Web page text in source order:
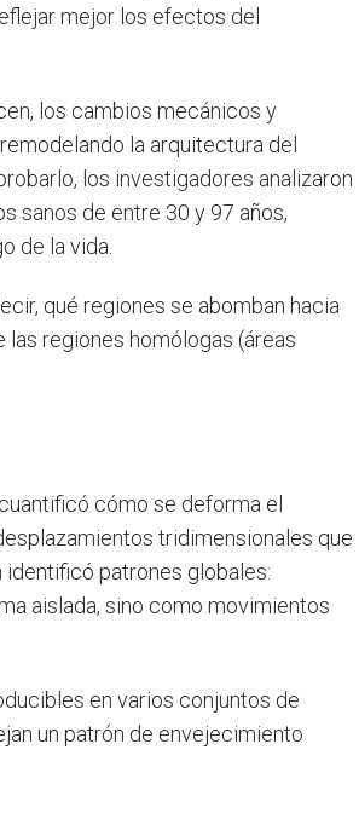
mejor los efectos del
los cambios mecánicos y
la arquitectura del
los investigadores analizaron
sanos de entre 30 y 97 años,
de la vida.
qué regiones se abomban hacia
regiones homólogas (áreas
cómo se deforma el
tridimensionales que
identificó patrones globales:
aislada, sino como movimientos
en varios conjuntos de
un patrón de envejecimiento